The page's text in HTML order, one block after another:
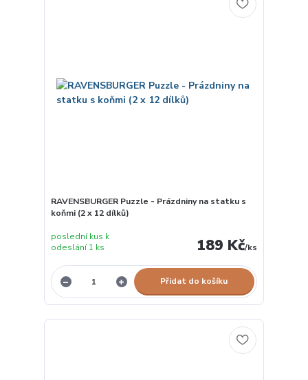
RAVENSBURGER Puzzle - Prázdniny na statku s
koňmi (2 x 12 dílků)
189 Kč/ks
poslední kus k
odeslání 1 ks
Přidat do košíku